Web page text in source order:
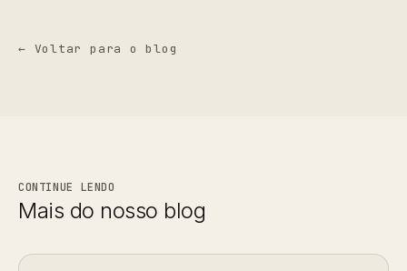
← Voltar para o blog
CONTINUE LENDO
Mais do nosso blog